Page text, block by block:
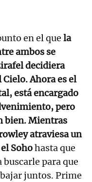
en el que la
ambos se
decidiera
Ahora es el
está encargado
pero
bien. Mientras
atraviesa un
Sohohasta que
buscarle para que
juntos. Prime